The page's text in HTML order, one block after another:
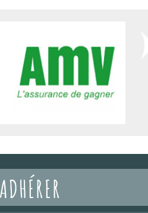
ADHÉRER